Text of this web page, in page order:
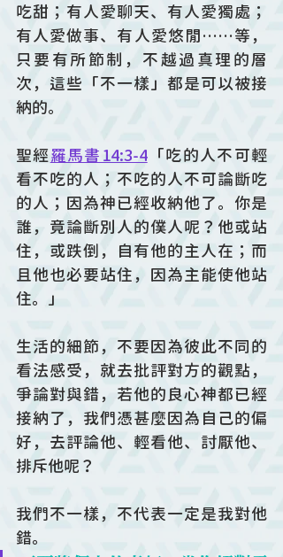
吃甜；有人愛聊天、有人愛獨處；
有人愛做事、有人愛悠閒……等，
只要有所節制，不越過真理的層
次，這些「不一樣」都是可以被接
納的。
聖經羅馬書14:3-4「吃的人不可輕
看不吃的人；不吃的人不可論斷吃
的人；因為神已經收納他了。你是
誰，竟論斷別人的僕人呢？他或站
住，或跌倒，自有他的主人在；而
且他也必要站住，因為主能使他站
住。」
生活的細節，不要因為彼此不同的
看法感受，就去批評對方的觀點，
爭論對與錯，若他的良心神都已經
接納了，我們憑甚麼因為自己的偏
好，去評論他、輕看他、討厭他、
排斥他呢？
我們不一樣，不代表一定是我對他
錯。